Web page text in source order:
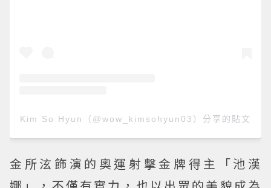
Kim So Hyun（@wow_kimsohyun03）分享的貼文
金所泫飾演的奧運射擊金牌得主「池漢